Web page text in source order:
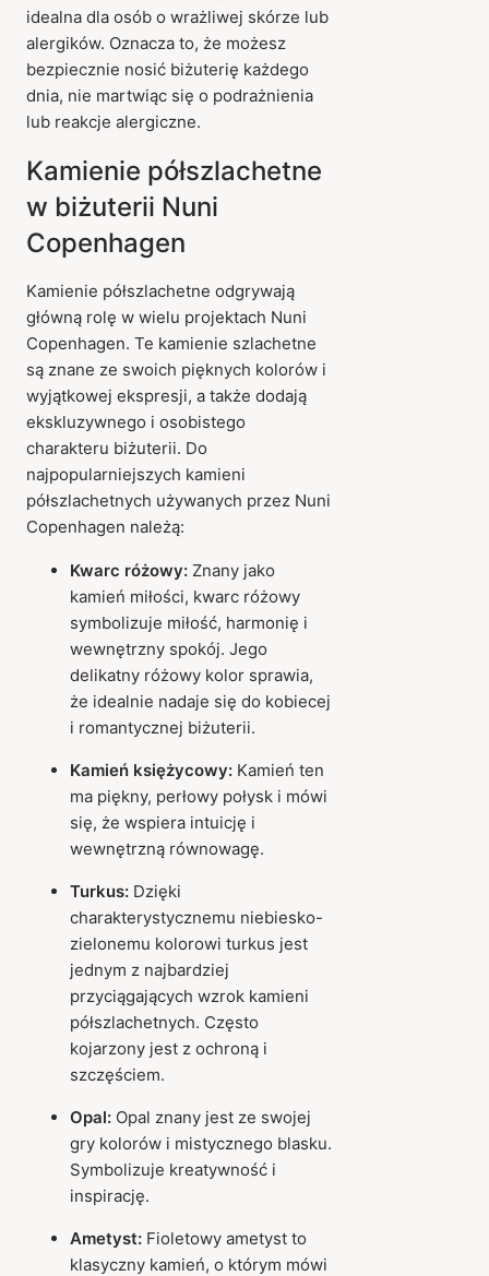
idealna dla osób o wrażliwej skórze lub
alergików. Oznacza to, że możesz
bezpiecznie nosić biżuterię każdego
dnia, nie martwiąc się o podrażnienia
lub reakcje alergiczne.
Kamienie półszlachetne
w biżuterii Nuni
Copenhagen
Kamienie półszlachetne odgrywają
główną rolę w wielu projektach Nuni
Copenhagen. Te kamienie szlachetne
są znane ze swoich pięknych kolorów i
wyjątkowej ekspresji, a także dodają
ekskluzywnego i osobistego
charakteru biżuterii. Do
najpopularniejszych kamieni
półszlachetnych używanych przez Nuni
Copenhagen należą:
Kwarc różowy: Znany jako
kamień miłości, kwarc różowy
symbolizuje miłość, harmonię i
wewnętrzny spokój. Jego
delikatny różowy kolor sprawia,
że idealnie nadaje się do kobiecej
i romantycznej biżuterii.
Kamień księżycowy: Kamień ten
ma piękny, perłowy połysk i mówi
się, że wspiera intuicję i
wewnętrzną równowagę.
Turkus: Dzięki
charakterystycznemu niebiesko-
zielonemu kolorowi turkus jest
jednym z najbardziej
przyciągających wzrok kamieni
półszlachetnych. Często
kojarzony jest z ochroną i
szczęściem.
Opal: Opal znany jest ze swojej
gry kolorów i mistycznego blasku.
Symbolizuje kreatywność i
inspirację.
Ametyst: Fioletowy ametyst to
klasyczny kamień, o którym mówi